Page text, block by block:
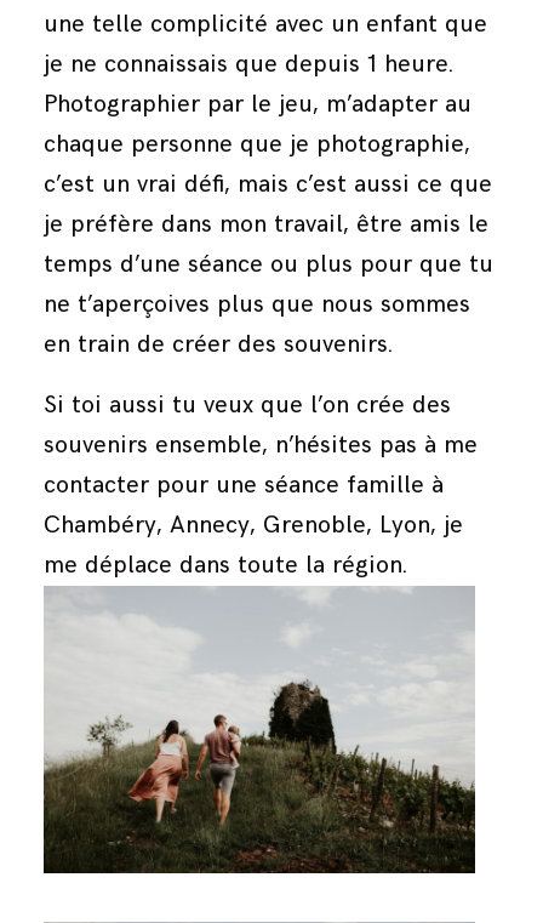
une telle complicité avec un enfant que
je ne connaissais que depuis 1 heure.
Photographier par le jeu, m’adapter au
chaque personne que je photographie,
c’est un vrai défi, mais c’est aussi ce que
je préfère dans mon travail, être amis le
temps d’une séance ou plus pour que tu
ne t’aperçoives plus que nous sommes
en train de créer des souvenirs.
Si toi aussi tu veux que l’on crée des
souvenirs ensemble, n’hésites pas à me
contacter pour une séance famille à
Chambéry, Annecy, Grenoble, Lyon, je
me déplace dans toute la région.